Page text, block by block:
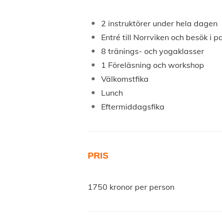
2 instruktörer under hela dagen
Entré till Norrviken och besök i
8 tränings- och yogaklasser
1 Föreläsning och workshop
Välkomstfika
Lunch
Eftermiddagsfika
PRIS
1750 kronor per person